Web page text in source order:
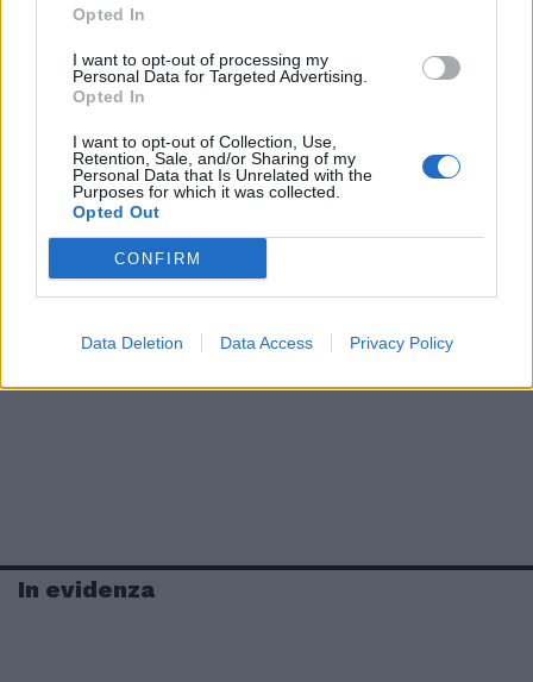
Opted In
I want to opt-out of processing my
Personal Data for Targeted Advertising.
Opted In
I want to opt-out of Collection, Use,
Retention, Sale, and/or Sharing of my
Personal Data that Is Unrelated with the
Purposes for which it was collected.
Opted Out
CONFIRM
Data Deletion Data Access Privacy Policy
In evidenza